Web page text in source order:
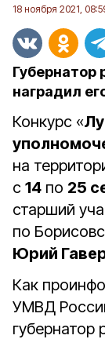
18 ноября 2021,
Губернатор
наградил
Конкурс «
на
с 14 по 25
старший
по
Юрий
Как
УМВД
губернатор